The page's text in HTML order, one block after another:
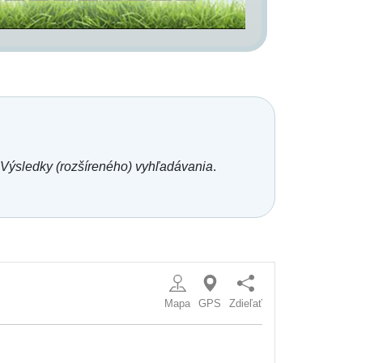
Výsledky (rozšíreného) vyhľadávania.
Mapa GPS Zdieľať